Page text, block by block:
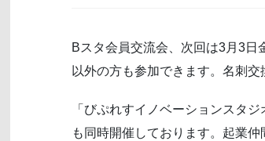
Bスタ会員交流会、次回は3月3日
以外の方も参加できます。名刺
「びぷれすイノベーションスタ
も同時開催しております。起業